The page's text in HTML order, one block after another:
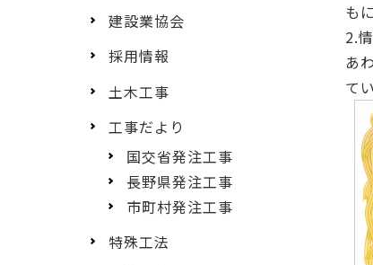
も
2.
あ
て
建設業協会
採用情報
土木工事
工事だより
国交省発注工事
長野県発注工事
市町村発注工事
特殊工法